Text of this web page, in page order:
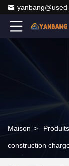
Maison > Produits
construction